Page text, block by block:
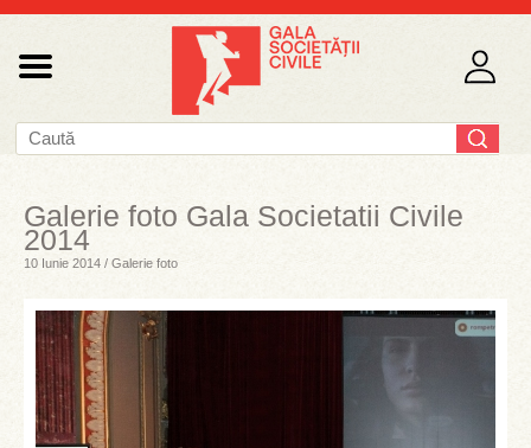
Galerie foto Gala Societatii Civile
2014
10 Iunie 2014 / Galerie foto